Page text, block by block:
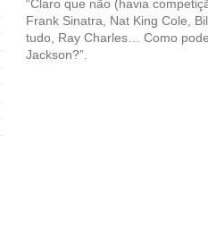
“Claro que não (havia
Frank Sinatra, Nat King Cole,
tudo, Ray Charles… Como
Jackson?”.